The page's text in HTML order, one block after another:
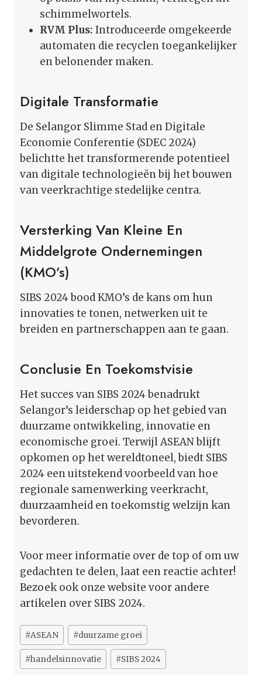
schimmelwortels.
RVM Plus: Introduceerde omgekeerde
automaten die recyclen toegankelijker
en belonender maken.
Digitale Transformatie
De Selangor Slimme Stad en Digitale
Economie Conferentie (SDEC 2024)
belichtte het transformerende potentieel
van digitale technologieën bij het bouwen
van veerkrachtige stedelijke centra.
Versterking Van Kleine En
Middelgrote Ondernemingen
(KMO’s)
SIBS 2024 bood KMO’s de kans om hun
innovaties te tonen, netwerken uit te
breiden en partnerschappen aan te gaan.
Conclusie En Toekomstvisie
Het succes van SIBS 2024 benadrukt
Selangor’s leiderschap op het gebied van
duurzame ontwikkeling, innovatie en
economische groei. Terwijl ASEAN blijft
opkomen op het wereldtoneel, biedt SIBS
2024 een uitstekend voorbeeld van hoe
regionale samenwerking veerkracht,
duurzaamheid en toekomstig welzijn kan
bevorderen.
Voor meer informatie over de top of om uw
gedachten te delen, laat een reactie achter!
Bezoek ook onze website voor andere
artikelen over SIBS 2024.
Bericht
tags:
#ASEAN #duurzame groei
#handelsinnovatie #SIBS 2024